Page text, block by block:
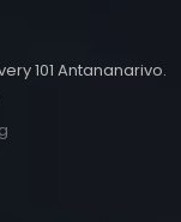
101 Antananarivo.